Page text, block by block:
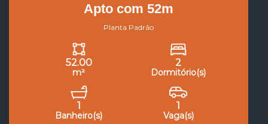
Apto com 52m
Planta Padrão
52.00
m²
2
Dormitório(s)
1
Banheiro(s)
1
Vaga(s)